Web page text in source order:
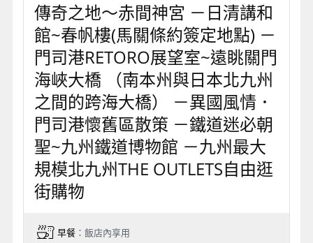
傳奇之地～赤間神宮 －日清講和
館~春帆樓(馬關條約簽定地點) －
門司港RETORO展望室~遠眺關門
海峽大橋 （南本州與日本北九州
之間的跨海大橋） －異國風情．
門司港懷舊區散策 －鐵道迷必朝
聖~九州鐵道博物館 －九州最大
規模北九州THE OUTLETS自由逛
街購物
早餐：飯店內享用